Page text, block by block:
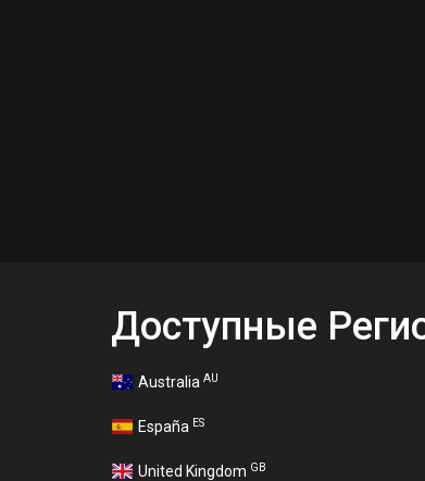
Доступные
Australia AU
España ES
United Kingdom GB